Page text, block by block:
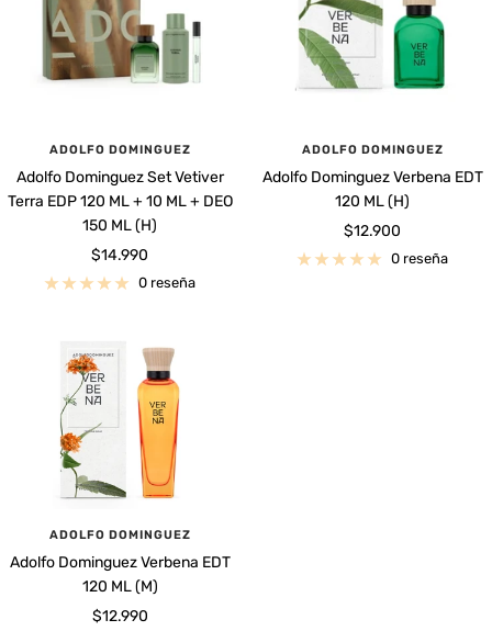
ADOLFO DOMINGUEZ
Adolfo Dominguez Set Vetiver
Terra EDP 120 ML + 10 ML + DEO
150 ML (H)
Precio
de
$14.990
0 reseña
ADOLFO DOMINGUEZ
Adolfo Dominguez Verbena EDT
120 ML (H)
Precio
de
$12.900
0 reseña
ADOLFO DOMINGUEZ
Adolfo Dominguez Verbena EDT
120 ML (M)
Precio
$12.990